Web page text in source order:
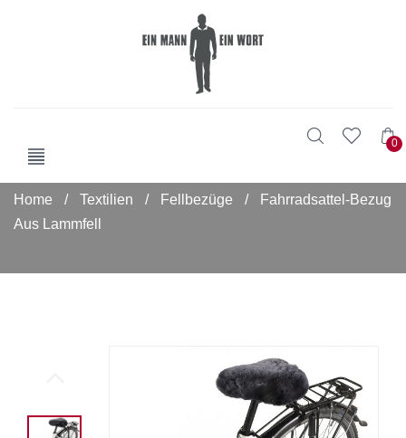
0
Home / Textilien / Fellbezüge /
Fahrradsattel-Bezug
Aus Lammfell